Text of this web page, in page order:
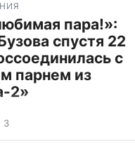
пара!»:
спустя 22
с
парнем из
2»
3